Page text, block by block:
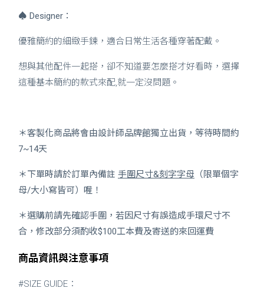
♠ Designer：
優雅簡約的細緻手鍊，適合日常生活各種穿著配戴。
想與其他配件一起搭，卻不知道要怎麼搭才好看時，選擇
這種基本簡約的款式來配,就一定沒問題。
＊客製化商品將會由設計師品牌館獨立出貨，等待時間約
7~14天
＊下單時請於訂單內備註 手圍尺寸&刻字字母 （限單個字
母/大小寫皆可）喔！
＊選購前請先確認手圍，若因尺寸有誤造成手環尺寸不
合，修改部分須酌收$100工本費及寄送的來回運費
商品資訊與注意事項
#SIZE GUIDE：